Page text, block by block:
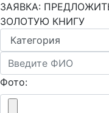
ЗАЯВКА:
ЗОЛОТУЮ КНИГУ
Фото: